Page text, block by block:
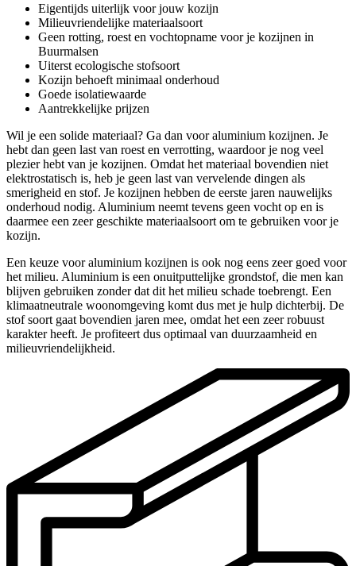
Eigentijds uiterlijk voor jouw kozijn
Milieuvriendelijke materiaalsoort
Geen rotting, roest en vochtopname voor je kozijnen in
Buurmalsen
Uiterst ecologische stofsoort
Kozijn behoeft minimaal onderhoud
Goede isolatiewaarde
Aantrekkelijke prijzen
Wil je een solide materiaal? Ga dan voor aluminium kozijnen. Je
hebt dan geen last van roest en verrotting, waardoor je nog veel
plezier hebt van je kozijnen. Omdat het materiaal bovendien niet
elektrostatisch is, heb je geen last van vervelende dingen als
smerigheid en stof. Je kozijnen hebben de eerste jaren nauwelijks
onderhoud nodig. Aluminium neemt tevens geen vocht op en is
daarmee een zeer geschikte materiaalsoort om te gebruiken voor je
kozijn.
Een keuze voor aluminium kozijnen is ook nog eens zeer goed voor
het milieu. Aluminium is een onuitputtelijke grondstof, die men kan
blijven gebruiken zonder dat dit het milieu schade toebrengt. Een
klimaatneutrale woonomgeving komt dus met je hulp dichterbij. De
stof soort gaat bovendien jaren mee, omdat het een zeer robuust
karakter heeft. Je profiteert dus optimaal van duurzaamheid en
milieuvriendelijkheid.